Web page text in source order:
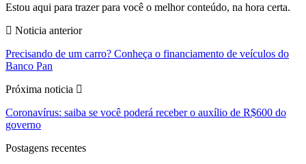
Estou aqui para trazer para você o melhor conteúdo, na hora certa.
Noticia anterior
Precisando de um carro? Conheça o financiamento de veículos do
Banco Pan
Próxima noticia
Coronavírus: saiba se você poderá receber o auxílio de R$600 do
governo
Postagens recentes